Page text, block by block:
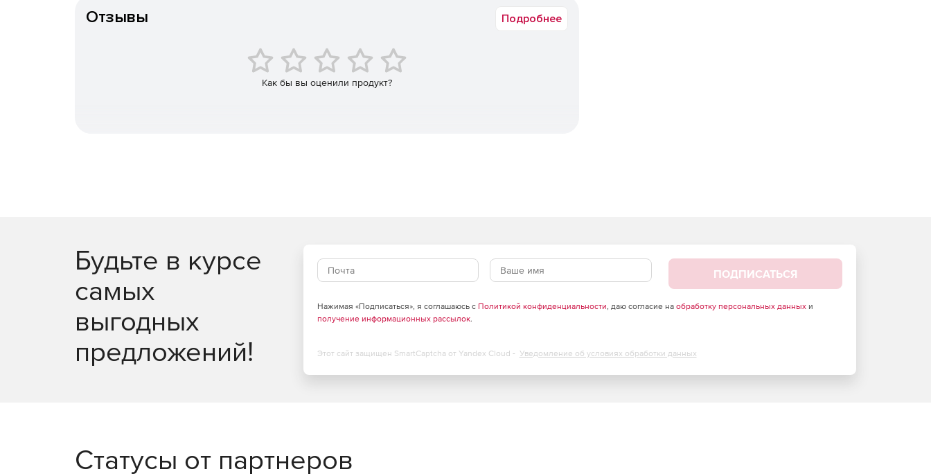
идентификации по отпечатку пальца.
JaCarta PRO – строгая двухфакторная аутентификация с применением зарубежных криптоалгоритмов
Отзывы Подробнее
Как бы вы оценили продукт?
Будьте в курсе
самых
выгодных
предложений!
ПОДПИСАТЬСЯ
Нажимая «Подписаться», я соглашаюсь с Политикой конфиденциальности, даю согласие на обработку персональных данныхи
получение информационных рассылок.
Этот сайт защищен SmartCaptcha от Yandex Cloud - Уведомление об условиях обработки данных
Статусы от партнеров